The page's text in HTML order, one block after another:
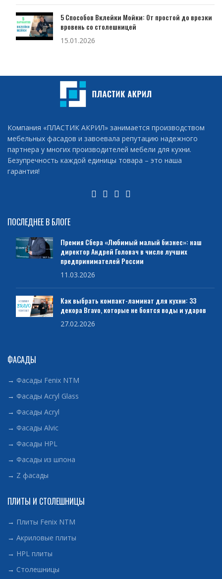
5 Способов Вклейки Мойки: От простой до врезки
вровень со столешницей
15.01.2026
Компания «ПЛАСТИК АКРИЛ» занимается производством
мебельных фасадов и завоевала репутацию надежного
партнера у многих производителей мебели для кухни.
Безупречность каждой единицы товара – это наша
гарантия!
ПОСЛЕДНЕЕ В БЛОГЕ
Премия Сбера «Любимый малый бизнес»: наш
директор Андрей Головач в числе лучших
предпринимателей России
11.03.2026
Как выбрать компакт-ламинат для кухни: 33
декора Bravo, которые не боятся воды и ударов
27.02.2026
ФАСАДЫ
→ Фасады Fenix NTM
→ Фасады Acryl Glass
→ Фасады Acryl
→ Фасады Alvic
→ Фасады HPL
→ Фасады из шпона
→ Z фасады
ПЛИТЫ И СТОЛЕШНИЦЫ
→ Плиты Fenix NTM
→ Акриловые плиты
→ HPL плиты
→ Столешницы